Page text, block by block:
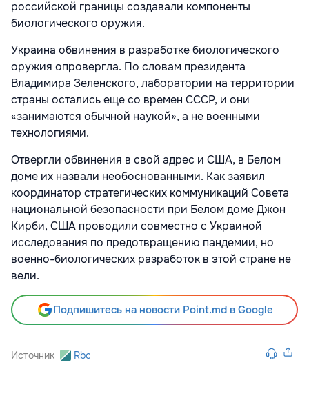
российской границы создавали компоненты
биологического оружия.
Украина обвинения в разработке биологического
оружия опровергла. По словам президента
Владимира Зеленского, лаборатории на территории
страны остались еще со времен СССР, и они
«занимаются обычной наукой», а не военными
технологиями.
Отвергли обвинения в свой адрес и США, в Белом
доме их назвали необоснованными. Как заявил
координатор стратегических коммуникаций Совета
национальной безопасности при Белом доме Джон
Кирби, США проводили совместно с Украиной
исследования по предотвращению пандемии, но
военно-биологических разработок в этой стране не
вели.
Подпишитесь на новости Point.md в Google
Источник Rbc